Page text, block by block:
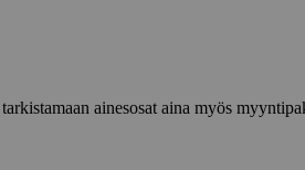
ainesosat aina myös